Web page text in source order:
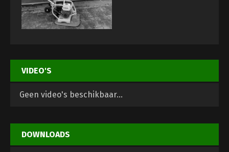
VIDEO'S
Geen video's beschikbaar...
DOWNLOADS